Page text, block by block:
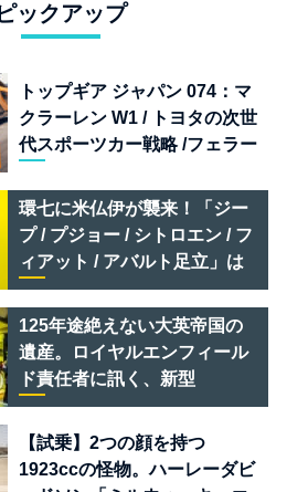
ックアップ
トップギア ジャパン 074：マ
クラーレン W1 / トヨタの次世
代スポーツカー戦略 /フェラー
リオ /ベントレー スーパース
ポーツ
環七に米仏伊が襲来！「ジー
プ / プジョー / シトロエン / フ
ィアット / アバルト足立」は
クルマのセレクトショップで
ある
125年途絶えない大英帝国の
遺産。ロイヤルエンフィール
ド責任者に訊く、新型
「BULLET 650」と“時間の
質”を愛する理由
【試乗】2つの顔を持つ
1923ccの怪物。ハーレーダビ